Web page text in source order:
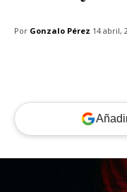
Por Gonzalo Pérez 14 abril,